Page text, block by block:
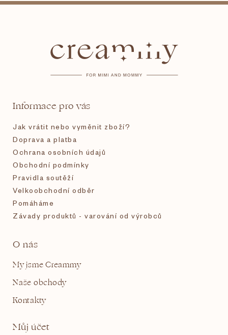
Informace pro vás
Jak vrátit nebo vyměnit zboží?
Doprava a platba
Ochrana osobních údajů
Obchodní podmínky
Pravidla soutěží
Velkoobchodní odběr
Pomáháme
Závady produktů - varování od výrobců
O nás
My jsme Creammy
Naše obchody
Kontakty
Můj účet